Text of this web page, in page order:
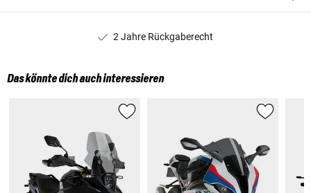
2 Jahre Rückgaberecht
Das könnte dich auch interessieren